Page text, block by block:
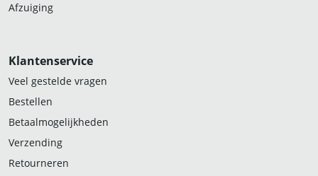
Afzuiging
Klantenservice
Veel gestelde vragen
Bestellen
Betaalmogelijkheden
Verzending
Retourneren